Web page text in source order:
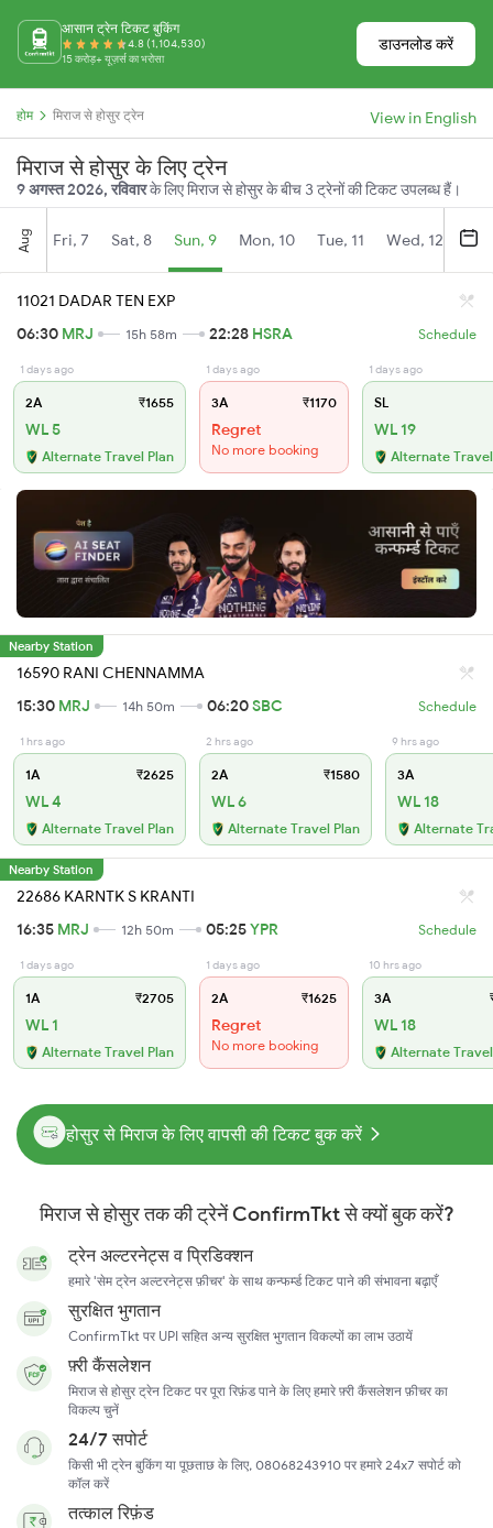
आसान ट्रेन टिकट बुकिंग
4.8 (1,104,530)
15 करोड़+ यूज़र्स का भरोसा
डाउनलोड करें
होम मिराज से होसुर ट्रेन View in English
मिराज से होसुर के लिए ट्रेन
9 अगस्त 2026, रविवारके लिए मिराज से होसुर के बीच 3 ट्रेनों की टिकट उपलब्ध हैं।
Aug Fri, 7 Sat, 8 Sun, 9 Mon, 10 Tue, 11 Wed, 12
11021 DADAR TEN EXP
06:30 MRJ 15h 58m 22:28 HSRA Schedule
1 days ago
2A ₹1655
WL 5
Alternate Travel Plan
1 days ago
3A ₹1170
Regret
No more booking
1 days ago
SL
WL 19
Alternate
Nearby Station
16590 RANI CHENNAMMA
15:30 MRJ 14h 50m 06:20SBC Schedule
1 hrs ago
1A ₹2625
WL 4
Alternate Travel Plan
2 hrs ago
2A ₹1580
WL 6
Alternate Travel Plan
9 hrs ago
3A
WL 18
Alternate
Nearby Station
22686 KARNTK S KRANTI
16:35 MRJ 12h 50m 05:25YPR Schedule
1 days ago
1A ₹2705
WL 1
Alternate Travel Plan
1 days ago
2A ₹1625
Regret
No more booking
10 hrs ago
3A
WL 18
Alternate
होसुर से मिराज के लिए वापसी की टिकट बुक करें
मिराज से होसुर तक की ट्रेनें ConfirmTkt से क्यों बुक करें?
ट्रेन अल्टरनेट्स व प्रिडिक्शन
हमारे 'सेम ट्रेन अल्टरनेट्स फ़ीचर' के साथ कन्फर्म्ड टिकट पाने की संभावना बढ़ाएँ
सुरक्षित भुगतान
ConfirmTkt पर UPI सहित अन्य सुरक्षित भुगतान विकल्पों का लाभ उठायें
फ़्री कैंसलेशन
मिराज से होसुर ट्रेन टिकट पर पूरा रिफ़ंड पाने के लिए हमारे फ़्री कैंसलेशन फ़ीचर का
विकल्प चुनें
24/7 सपोर्ट
किसी भी ट्रेन बुकिंग या पूछताछ के लिए, 08068243910 पर हमारे 24x7 सपोर्ट को
कॉल करें
तत्काल रिफ़ंड